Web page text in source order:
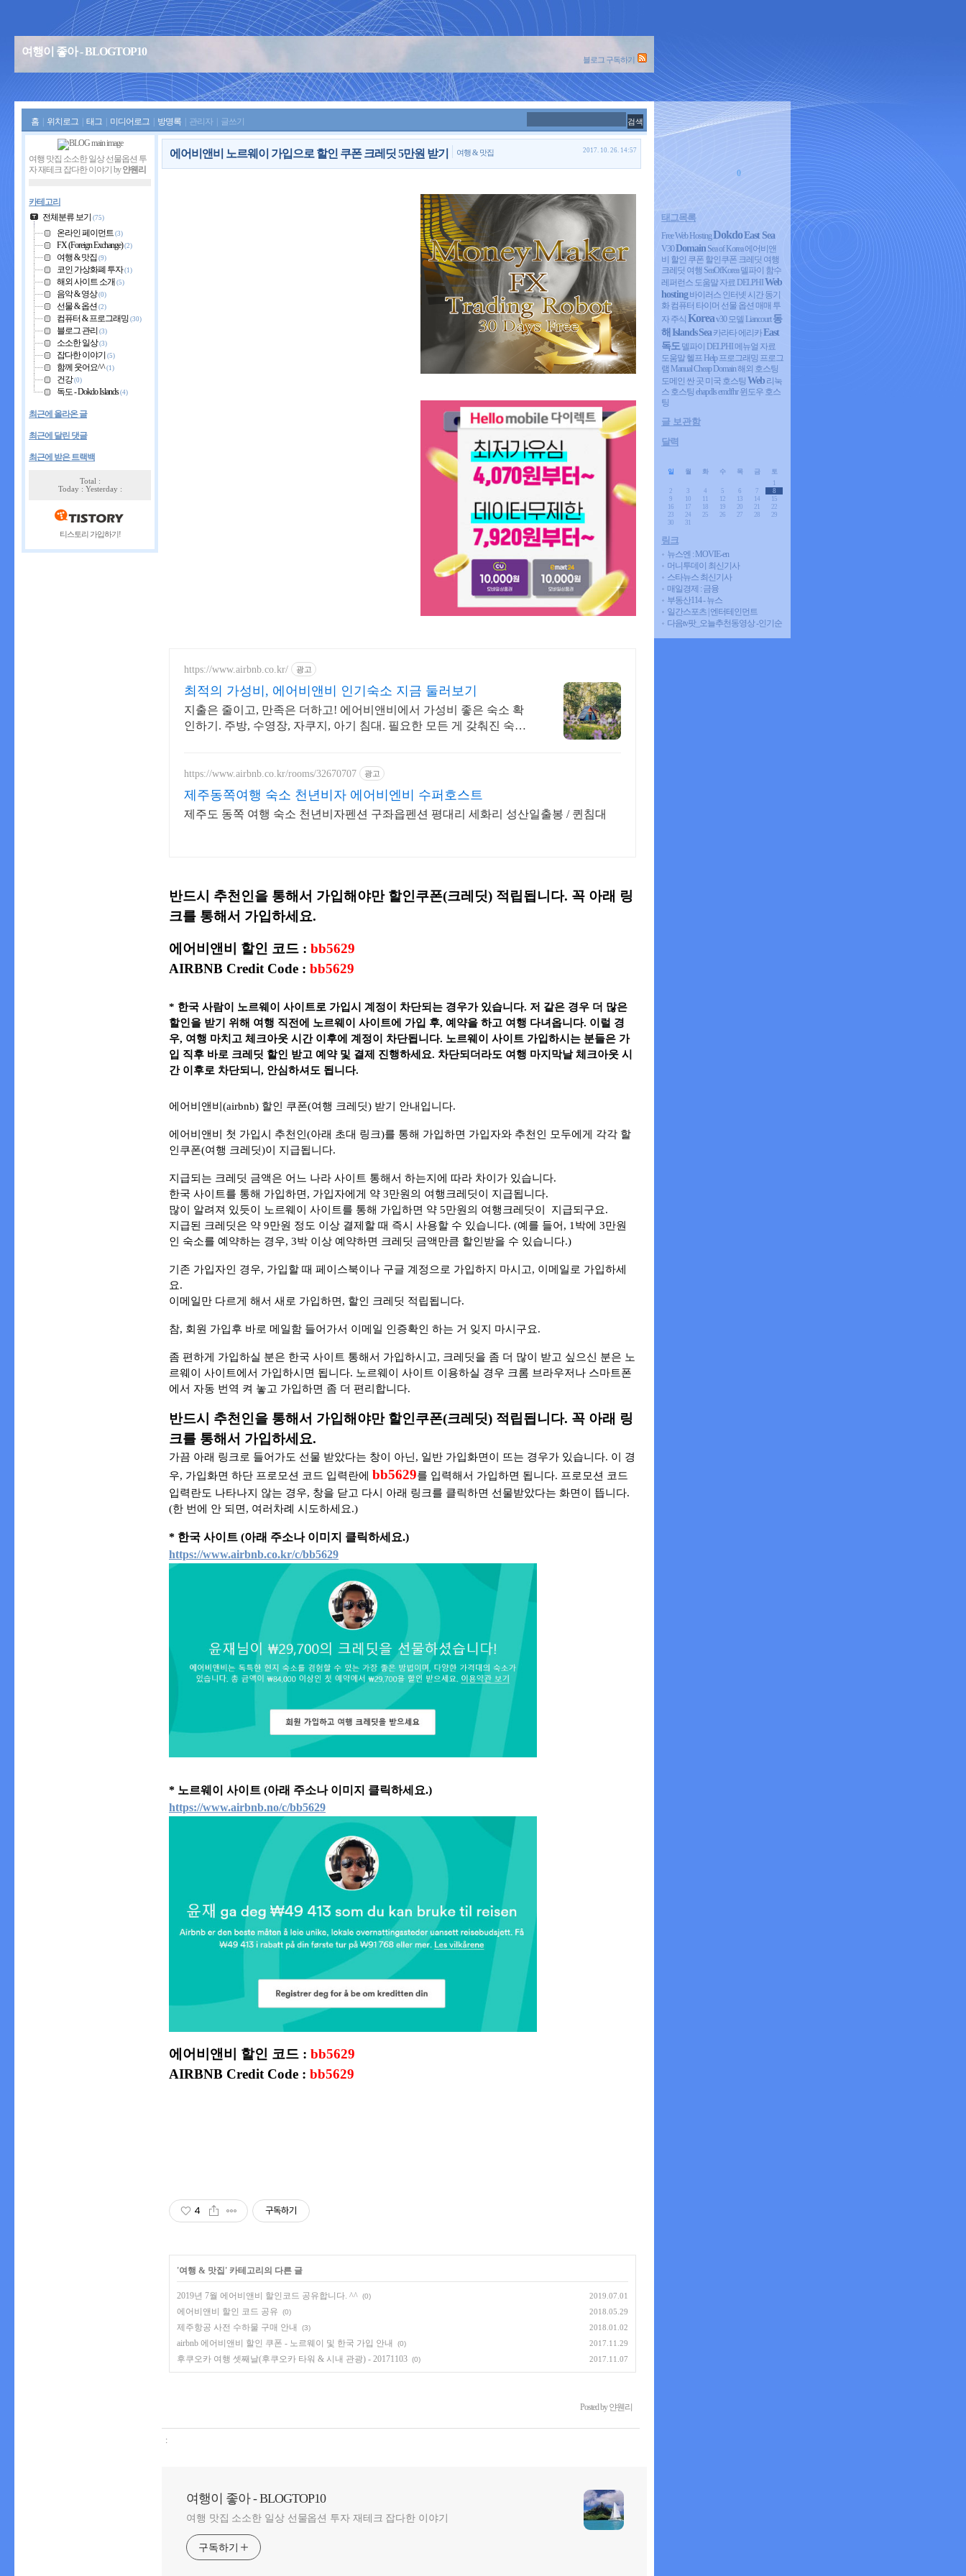
여행이 좋아 - BLOGTOP10
블로그 구독하기
홈 위치로그 태그 미디어로그 방명록 관리자 글쓰기
에어비앤비 노르웨이 가입으로 할인 쿠폰 크레딧 5만원 받기 여행 & 맛집 2017. 10. 26. 14:57
https://www.airbnb.co.kr/ 광고
최적의 가성비, 에어비앤비 인기숙소 지금 둘러보기
지출은 줄이고, 만족은 더하고! 에어비앤비에서 가성비 좋은 숙소 확
인하기. 주방, 수영장, 자쿠지, 아기 침대. 필요한 모든 게 갖춰진 숙소
https://www.airbnb.co.kr/rooms/32670707 광고
제주동쪽여행 숙소 천년비자 에어비엔비 수퍼호스트
제주도 동쪽 여행 숙소 천년비자펜션 구좌읍펜션 평대리 세화리 성산일출봉 / 퀸침대
반드시 추천인을 통해서 가입해야만 할인쿠폰(크레딧) 적립됩니다. 꼭 아래 링
크를 통해서 가입하세요.
에어비앤비 할인 코드 : bb5629
AIRBNB Credit Code : bb5629
* 한국 사람이 노르웨이 사이트로 가입시 계정이 차단되는 경우가 있습니다. 저 같은 경우 더 많은
할인을 받기 위해 여행 직전에 노르웨이 사이트에 가입 후, 예약을 하고 여행 다녀옵니다. 이럴 경
우, 여행 마치고 체크아웃 시간 이후에 계정이 차단됩니다. 노르웨이 사이트 가입하시는 분들은 가
입 직후 바로 크레딧 할인 받고 예약 및 결제 진행하세요. 차단되더라도 여행 마지막날 체크아웃 시
간 이후로 차단되니, 안심하셔도 됩니다.
에어비앤비(airbnb) 할인 쿠폰(여행 크레딧) 받기 안내입니다.
에어비앤비 첫 가입시 추천인(아래 초대 링크)를 통해 가입하면 가입자와 추천인 모두에게 각각 할
인쿠폰(여행 크레딧)이 지급됩니다.
지급되는 크레딧 금액은 어느 나라 사이트 통해서 하는지에 따라 차이가 있습니다.
한국 사이트를 통해 가입하면, 가입자에게 약 3만원의 여행크레딧이 지급됩니다.
많이 알려져 있듯이 노르웨이 사이트를 통해 가입하면 약 5만원의 여행크레딧이 지급되구요.
지급된 크레딧은 약 9만원 정도 이상 결제할 때 즉시 사용할 수 있습니다. (예를 들어, 1박에 3만원
인 숙소를 예약하는 경우, 3박 이상 예약하면 크레딧 금액만큼 할인받을 수 있습니다.)
기존 가입자인 경우, 가입할 때 페이스북이나 구글 계정으로 가입하지 마시고, 이메일로 가입하세
요.
이메일만 다르게 해서 새로 가입하면, 할인 크레딧 적립됩니다.
참, 회원 가입후 바로 메일함 들어가서 이메일 인증확인 하는 거 잊지 마시구요.
좀 편하게 가입하실 분은 한국 사이트 통해서 가입하시고, 크레딧을 좀 더 많이 받고 싶으신 분은 노
르웨이 사이트에서 가입하시면 됩니다. 노르웨이 사이트 이용하실 경우 크롬 브라우저나 스마트폰
에서 자동 번역 켜 놓고 가입하면 좀 더 편리합니다.
반드시 추천인을 통해서 가입해야만 할인쿠폰(크레딧) 적립됩니다. 꼭 아래 링
크를 통해서 가입하세요.
가끔 아래 링크로 들어가도 선물 받았다는 창이 아닌, 일반 가입화면이 뜨는 경우가 있습니다. 이 경
우, 가입화면 하단 프로모션 코드 입력란에 bb5629를 입력해서 가입하면 됩니다. 프로모션 코드
입력란도 나타나지 않는 경우, 창을 닫고 다시 아래 링크를 클릭하면 선물받았다는 화면이 뜹니다.
(한 번에 안 되면, 여러차례 시도하세요.)
* 한국 사이트 (아래 주소나 이미지 클릭하세요.)
https://www.airbnb.co.kr/c/bb5629
* 노르웨이 사이트 (아래 주소나 이미지 클릭하세요.)
https://www.airbnb.no/c/bb5629
에어비앤비 할인 코드 : bb5629
AIRBNB Credit Code : bb5629
4 구독하기
'여행 & 맛집 ' 카테고리의 다른 글
2019년 7월 에어비앤비 할인코드 공유합니다. ^^ (0) 2019.07.01
에어비앤비 할인 코드 공유 (0) 2018.05.29
제주항공 사전 수하물 구매 안내 (3) 2018.01.02
airbnb 에어비앤비 할인 쿠폰 - 노르웨이 및 한국 가입 안내 (0) 2017.11.29
후쿠오카 여행 셋째날(후쿠오카 타워 & 시내 관광) - 20171103 (0) 2017.11.07
Posted by 얀웬리
:
여행이 좋아 - BLOGTOP10
여행 맛집 소소한 일상 선물옵션 투자 재테크 잡다한 이야기
구독하기
여행 맛집 소소한 일상 선물옵션 투
자 재테크 잡다한 이야기 by얀웬리
카테고리
전체분류 보기 (75)
온라인 페이먼트 (3)
FX (Foreign Exchange)(2)
여행 & 맛집 (9)
코인 가상화폐 투자(1)
해외 사이트 소개 (5)
음악 & 영상(0)
선물 & 옵션 (2)
컴퓨터 & 프로그래밍 (30)
블로그 관리 (3)
소소한 일상(3)
잡다한 이야기 (5)
함께 웃어요^^(1)
건강(0)
독도 - Dokdo Islands(4)
최근에 올라온 글
최근에 달린 댓글
최근에 받은 트랙백
Total :
Today : Yesterday :
티스토리 가입하기!
0
태그목록
Free Web HostingDokdoEast Sea
V30DomainSea of Korea 에어비앤
비 할인 쿠폰 할인쿠폰 크레딧 여행
크레딧 여행 SeaOfKorea 델파이 함수
레퍼런스 도움말 자료 DELPHI Web
hosting 바이러스 인터넷 시간 동기
화 컴퓨터 타이머 선물 옵션 매매 투
자 주식 Koreav30 모델 Liancourt 동
해 IslandsSea 카라타 에리카East
독도 델파이 DELPHI 메뉴얼 자료
도움말 헬프 Help 프로그래밍 프로그
램 Manual Cheap Domain 해외 호스팅
도메인 싼 곳 미국 호스팅 Web 리눅
스 호스팅 ehapdls emdfhr 윈도우 호스
팅
글 보관함
달력
일 월 화 수 목 금
토
1
2
3 4 5 6 7
8
9
10 11 12 13 14
15
16
17 18 19 20 21
22
23
24 25 26 27 28
29
30
31
링크
뉴스엔 : MOVIE-en
머니투데이 최신기사
스타뉴스 최신기사
매일경제 : 금융
부동산114 - 뉴스
일간스포츠 | 엔터테인먼트
다음tv팟_오늘추천동영상 -인기순